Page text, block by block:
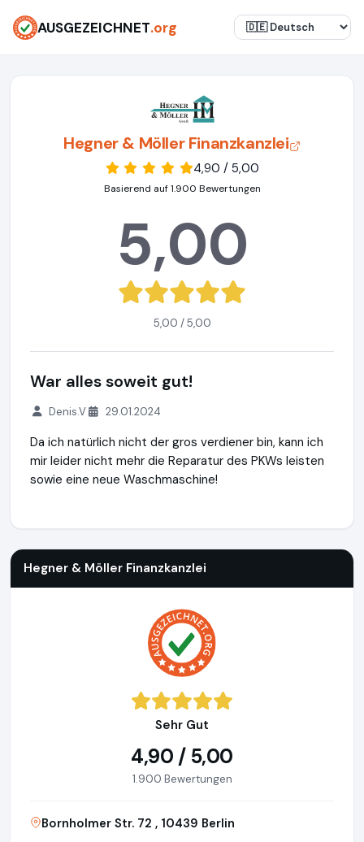
AUSGEZEICHNET.org
Hegner & Möller Finanzkanzlei
4,90 / 5,00
Basierend auf 1.900 Bewertungen
5,00
5,00 / 5,00
War alles soweit gut!
Denis.V 29.01.2024
Da ich natürlich nicht der gros verdiener bin, kann ich
mir leider nicht mehr die Reparatur des PKWs leisten
sowie eine neue Waschmaschine!
Hegner & Möller Finanzkanzlei
Sehr Gut
4,90 / 5,00
1.900 Bewertungen
Bornholmer Str. 72 , 10439 Berlin